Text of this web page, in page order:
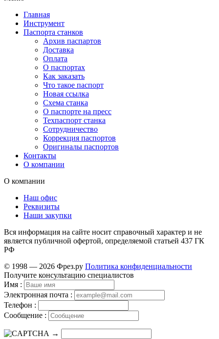
Главная
Инструмент
Паспорта станков
Архив паспартов
Доставка
Оплата
О паспортах
Как заказать
Что такое паспорт
Новая ссылка
Схема станка
О паспорте на пресс
Техпаспорт станка
Сотрудничество
Коррекция паспортов
Оригиналы паспортов
Контакты
О компании
О компании
Наш офис
Реквизиты
Наши закупки
Вся информация на сайте носит справочный характер и не
является публичной офертой, определяемой статьей 437 ГК
РФ
© 1998 — 2026 Фрез.ру Политика конфиденциальности
Получите консультацию специалистов
Имя :
Электронная почта :
Телефон :
Сообщение :
→